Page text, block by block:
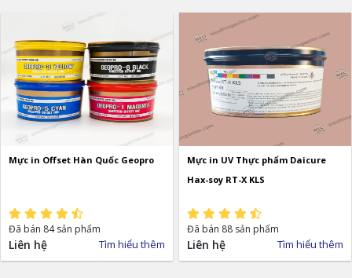
Mực in Offset Hàn Quốc Geopro
Đã bán 84 sản phẩm
Liên hệ Tìm hiểu thêm
Mực in UV Thực phẩm Daicure
Hax-soy RT-X KLS
Đã bán 88 sản phẩm
Liên hệ Tìm hiểu thêm